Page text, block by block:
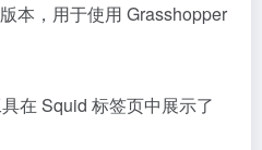
本，用于使用 Grasshopper
在 Squid 标签页中展示了